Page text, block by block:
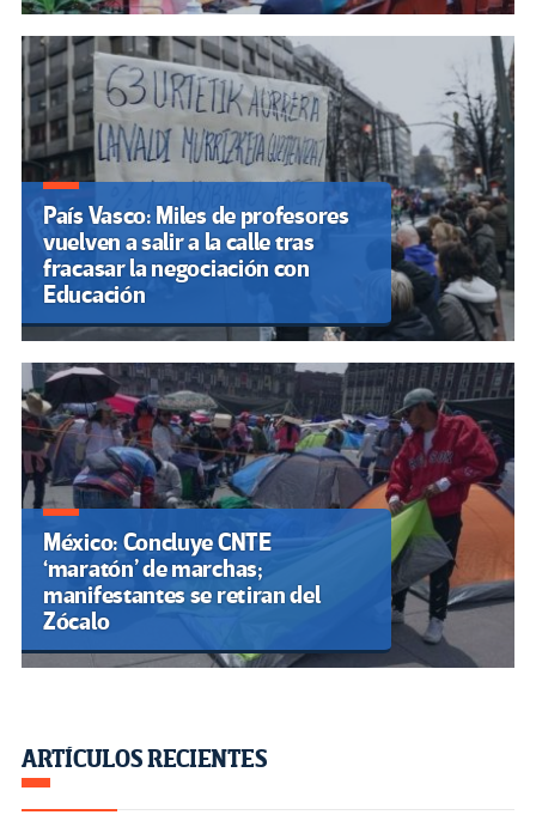
País Vasco: Miles de profesores
vuelven a salir a la calle tras
fracasar la negociación con
Educación
México: Concluye CNTE
‘maratón’ de marchas;
manifestantes se retiran del
Zócalo
ARTÍCULOS RECIENTES